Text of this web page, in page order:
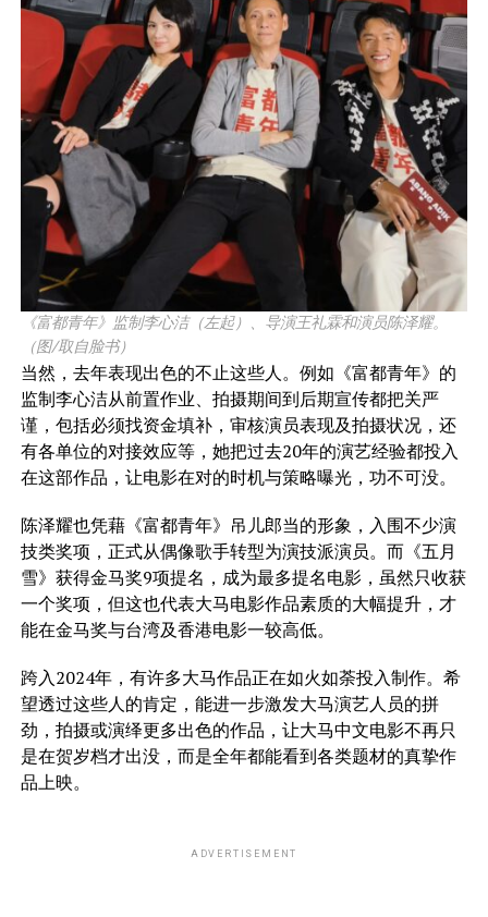
《富都青年》监制李心洁（左起）、导演王礼霖和演员陈泽耀。
（图/取自脸书）
当然，去年表现出色的不止这些人。例如《富都青年》的
监制李心洁从前置作业、拍摄期间到后期宣传都把关严
谨，包括必须找资金填补，审核演员表现及拍摄状况，还
有各单位的对接效应等，她把过去20年的演艺经验都投入
在这部作品，让电影在对的时机与策略曝光，功不可没。
陈泽耀也凭藉《富都青年》吊儿郎当的形象，入围不少演
技类奖项，正式从偶像歌手转型为演技派演员。而《五月
雪》获得金马奖9项提名，成为最多提名电影，虽然只收获
一个奖项，但这也代表大马电影作品素质的大幅提升，才
能在金马奖与台湾及香港电影一较高低。
跨入2024年，有许多大马作品正在如火如荼投入制作。希
望透过这些人的肯定，能进一步激发大马演艺人员的拼
劲，拍摄或演绎更多出色的作品，让大马中文电影不再只
是在贺岁档才出没，而是全年都能看到各类题材的真挚作
品上映。
ADVERTISEMENT